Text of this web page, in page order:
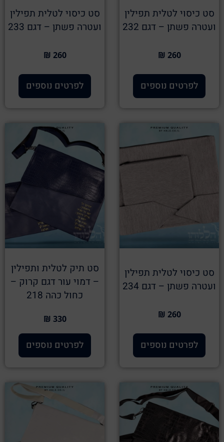
סט כיסוי לטלית תפילין
ועטרה פשתן – דגם 232
260 ₪
לפרטים נוספים
סט כיסוי לטלית תפילין
ועטרה פשתן – דגם 233
260 ₪
לפרטים נוספים
סט כיסוי לטלית תפילין
ועטרה פשתן – דגם 234
260 ₪
לפרטים נוספים
סט תיק לטלית ותפילין
– דמוי עור דגם קרוק –
כחול כהה 218
330 ₪
לפרטים נוספים